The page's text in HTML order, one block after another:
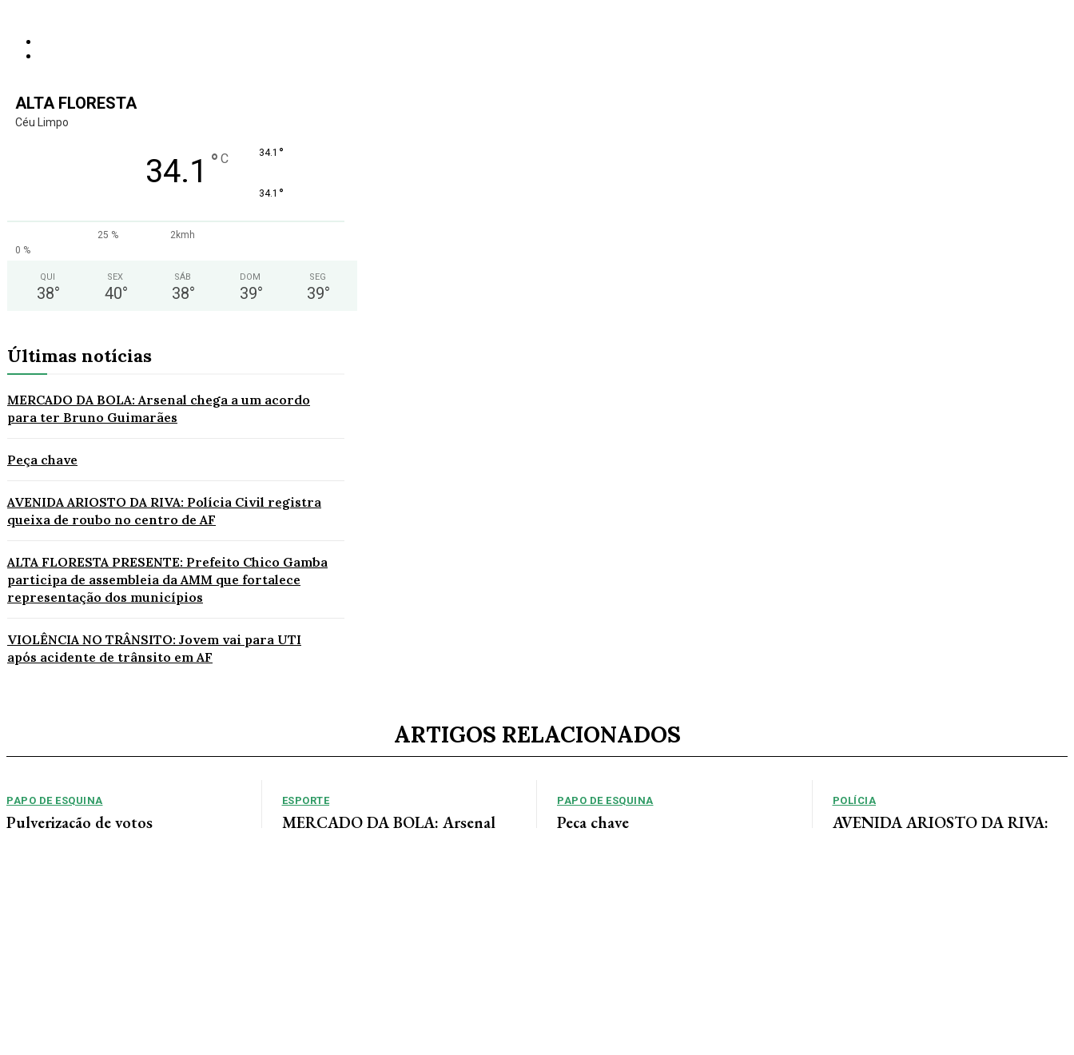
ALTA FLORESTA
Céu Limpo
34.1 ° C 34.1 °
34.1 °
25 %
2kmh
0 %
QUI
38°
SEX
40°
SÁB
38°
DOM
39°
SEG
39°
Últimas notícias
MERCADO DA BOLA: Arsenal chega a um acordo
para ter Bruno Guimarães
Peça chave
AVENIDA ARIOSTO DA RIVA: Polícia Civil registra
queixa de roubo no centro de AF
ALTA FLORESTA PRESENTE: Prefeito Chico Gamba
participa de assembleia da AMM que fortalece
representação dos municípios
VIOLÊNCIA NO TRÂNSITO: Jovem vai para UTI
após acidente de trânsito em AF
ARTIGOS RELACIONADOS
PAPO DE ESQUINA
Pulverização de votos
ESPORTE
MERCADO DA BOLA: Arsenal
PAPO DE ESQUINA
Peça chave
POLÍCIA
AVENIDA ARIOSTO DA RIVA: